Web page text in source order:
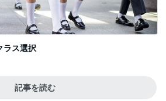
ラス選択
記事を読む